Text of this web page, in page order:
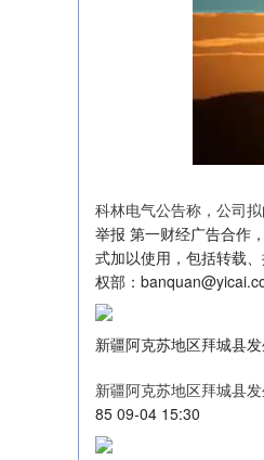
科林电气公告称，公司
举报 第一财经广告合作
式加以使用，包括转载
权部：
新疆阿克苏地区拜城县
新疆阿克苏地区拜城县
85 09-04 15:30